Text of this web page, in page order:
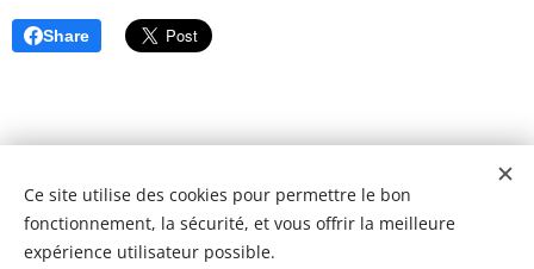
Share
Ce site utilise des cookies pour permettre le bon
fonctionnement, la sécurité, et vous offrir la meilleure
expérience utilisateur possible.